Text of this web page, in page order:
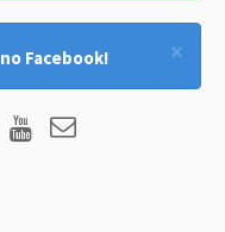
×
no Facebook!